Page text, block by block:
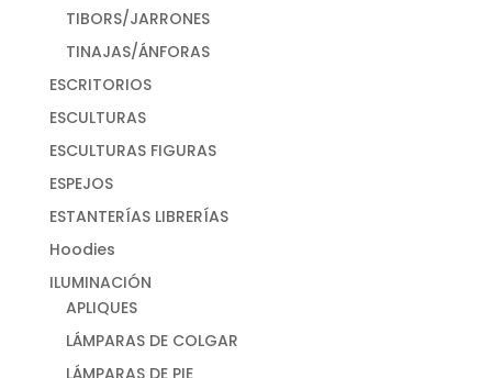
TIBORS/JARRONES
TINAJAS/ÁNFORAS
ESCRITORIOS
ESCULTURAS
ESCULTURAS FIGURAS
ESPEJOS
ESTANTERÍAS LIBRERÍAS
Hoodies
ILUMINACIÓN
APLIQUES
LÁMPARAS DE COLGAR
LÁMPARAS DE PIE